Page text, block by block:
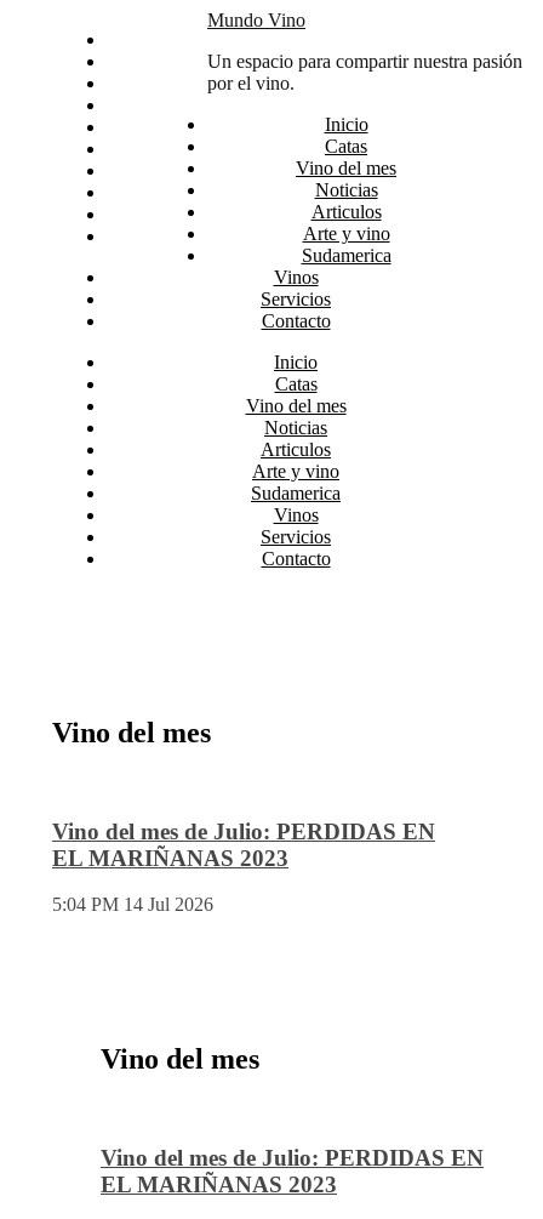
Arte y vino
Sudamerica
Mundo Vino
Un espacio para compartir nuestra pasión
por el vino.
Inicio
Catas
Vino del mes
Noticias
Articulos
Arte y vino
Sudamerica
Vinos
Servicios
Contacto
Inicio
Catas
Vino del mes
Noticias
Articulos
Arte y vino
Sudamerica
Vinos
Servicios
Contacto
Vino del mes
Vino del mes de Julio: PERDIDAS EN
EL MARIÑANAS 2023
5:04 PM 14 Jul 2026
Vino del mes
Vino del mes de Julio: PERDIDAS EN
EL MARIÑANAS 2023